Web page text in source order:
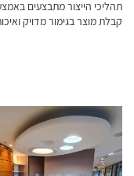
תהליכי הייצור מתבצעים
קבלת מוצר בגימור מדויק